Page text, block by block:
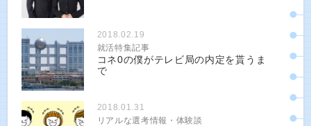
2018.02.19
就活特集記事
コネ0の僕がテレビ局の内定を貰うま
で
2018.01.31
リアルな選考情報・体験談